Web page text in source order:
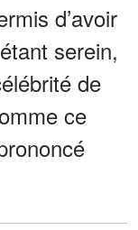
d’avoir
serein,
de
ce